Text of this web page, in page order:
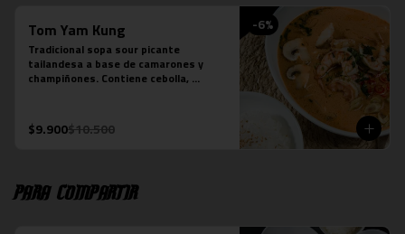
-6%
Tom Yam Kung
Tradicional sopa sour picante
tailandesa a base de camarones y
champiñones. Contiene cebolla,
$9.900$10.500
Para compartir